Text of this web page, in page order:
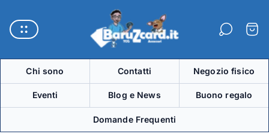
del
negozio"
Chi sono Contatti Negozio fisico
Eventi Blog e News Buono regalo
Domande Frequenti